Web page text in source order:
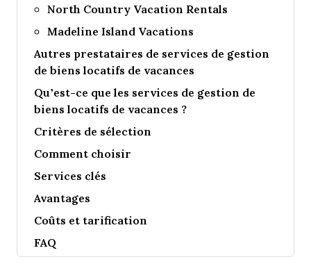
North Country Vacation Rentals
Madeline Island Vacations
Autres prestataires de services de gestion
de biens locatifs de vacances
Qu’est-ce que les services de gestion de
biens locatifs de vacances ?
Critères de sélection
Comment choisir
Services clés
Avantages
Coûts et tarification
FAQ